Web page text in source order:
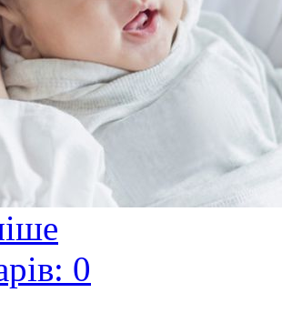
0